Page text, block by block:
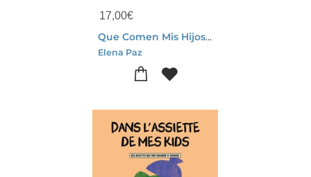
17,00€
Que Comen Mis Hijos : Recetas Y Tips De Una Madre Que Estuvo Ahi
Elena Paz